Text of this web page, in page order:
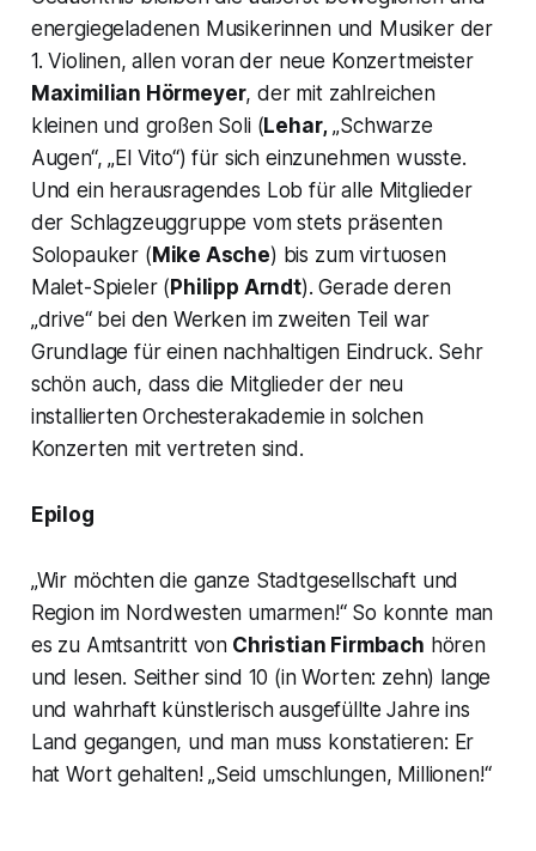
energiegeladenen Musikerinnen und Musiker der
1. Violinen, allen voran der neue Konzertmeister
Maximilian Hörmeyer, der mit zahlreichen
kleinen und großen Soli (Lehar, „Schwarze
Augen“, „El Vito“) für sich einzunehmen wusste.
Und ein herausragendes Lob für alle Mitglieder
der Schlagzeuggruppe vom stets präsenten
Solopauker ( Mike Asche) bis zum virtuosen
Malet-Spieler ( Philipp Arndt). Gerade deren
„drive“ bei den Werken im zweiten Teil war
Grundlage für einen nachhaltigen Eindruck. Sehr
schön auch, dass die Mitglieder der neu
installierten Orchesterakademie in solchen
Konzerten mit vertreten sind.
Epilog
„Wir möchten die ganze Stadtgesellschaft und
Region im Nordwesten umarmen!“So konnte man
es zu Amtsantritt von Christian Firmbach hören
und lesen. Seither sind 10 (in Worten: zehn) lange
und wahrhaft künstlerisch ausgefüllte Jahre ins
Land gegangen, und man muss konstatieren: Er
hat Wort gehalten!„Seid umschlungen, Millionen!“